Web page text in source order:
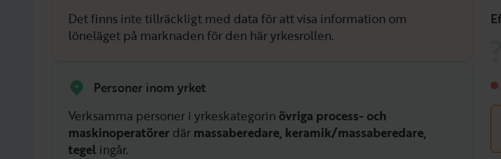
Det finns inte tillräckligt med data för att visa information om
löneläget på marknaden för den här yrkesrollen.
Personer inom yrket
Verksamma personer i yrkeskategorin övriga process- och
maskinoperatörer där massaberedare, keramik/massaberedare,
tegel ingår.